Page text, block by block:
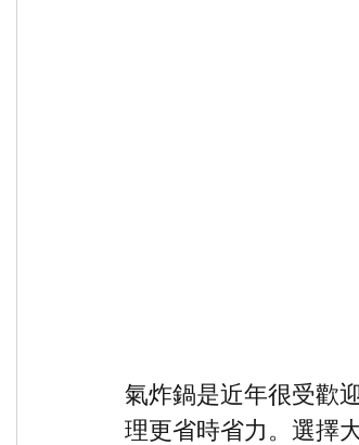
氣炸鍋是近年很受歡
理更省時省力。選擇